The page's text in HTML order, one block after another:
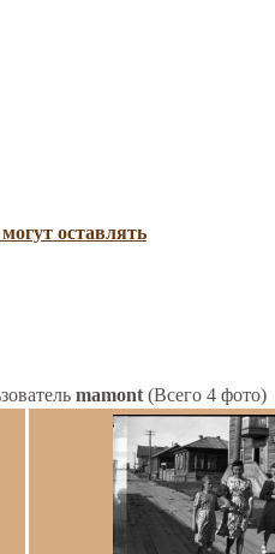
оставлять
mamont (Всего 4 фото)